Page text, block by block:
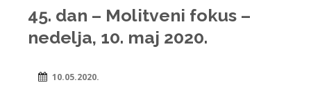
45. dan – Molitveni fokus –
nedelјa, 10. maj 2020.
10.05.2020.